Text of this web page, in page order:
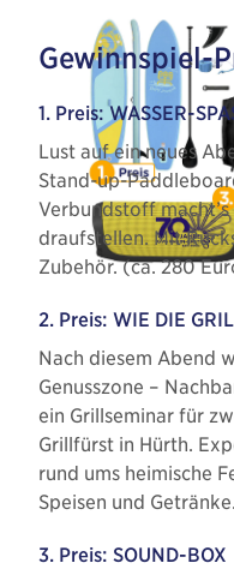
Gewinnspiel-
1. Preis: WASSER-
Lust auf ein neues
Stand-up-
Verbundstoff
draufstellen. Mit
Zubehör. (ca. 280
2. Preis: WIE DIE
Nach diesem Abend
Genusszone –
ein Grillseminar für
Grillfürst in Hürth.
rund ums heimische
Speisen und
3. Preis: SOUND-BOX